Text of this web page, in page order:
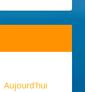
Aujourd'hui